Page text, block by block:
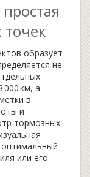
образует
не
000 км, а
в
и
тормозных
или его